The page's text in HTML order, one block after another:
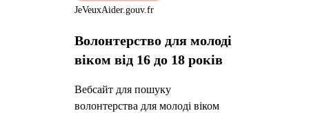
Волонтерство для молоді
віком від 16 до 18 років
Вебсайт для пошуку
волонтерства для молоді віком
JeVeuxAider.gouv.fr